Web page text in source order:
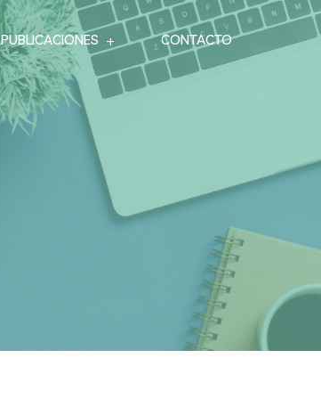
PUBLICACIONES CONTACTO